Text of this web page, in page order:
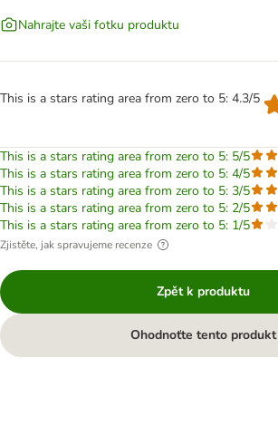
Nahrajte vaši fotku produktu
This is a stars rating area from zero to 5: 4.3/5
This is a stars rating area from zero to 5: 5/5
This is a stars rating area from zero to 5: 4/5
This is a stars rating area from zero to 5: 3/5
This is a stars rating area from zero to 5: 2/5
This is a stars rating area from zero to 5: 1/5
Zjistěte, jak spravujeme recenze
Zpět k produktu
Ohodnoťte tento produkt